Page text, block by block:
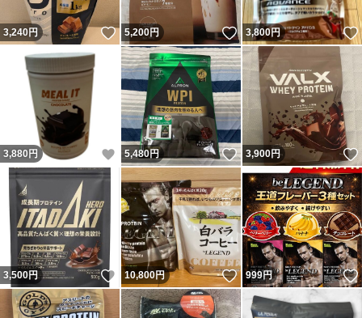
3,240円 いいね！
5,200円 いいね！
3,800円
3,880 円 いいね！
5,480円 いいね！
3,900円
3,500円 いいね！
10,800円 いいね！
999円